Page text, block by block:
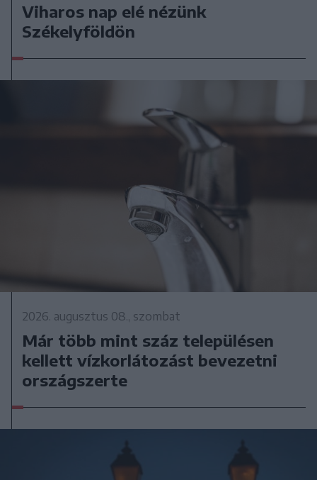
Viharos nap elé nézünk
Székelyföldön
2026. augusztus 08., szombat
Már több mint száz településen
kellett vízkorlátozást bevezetni
országszerte